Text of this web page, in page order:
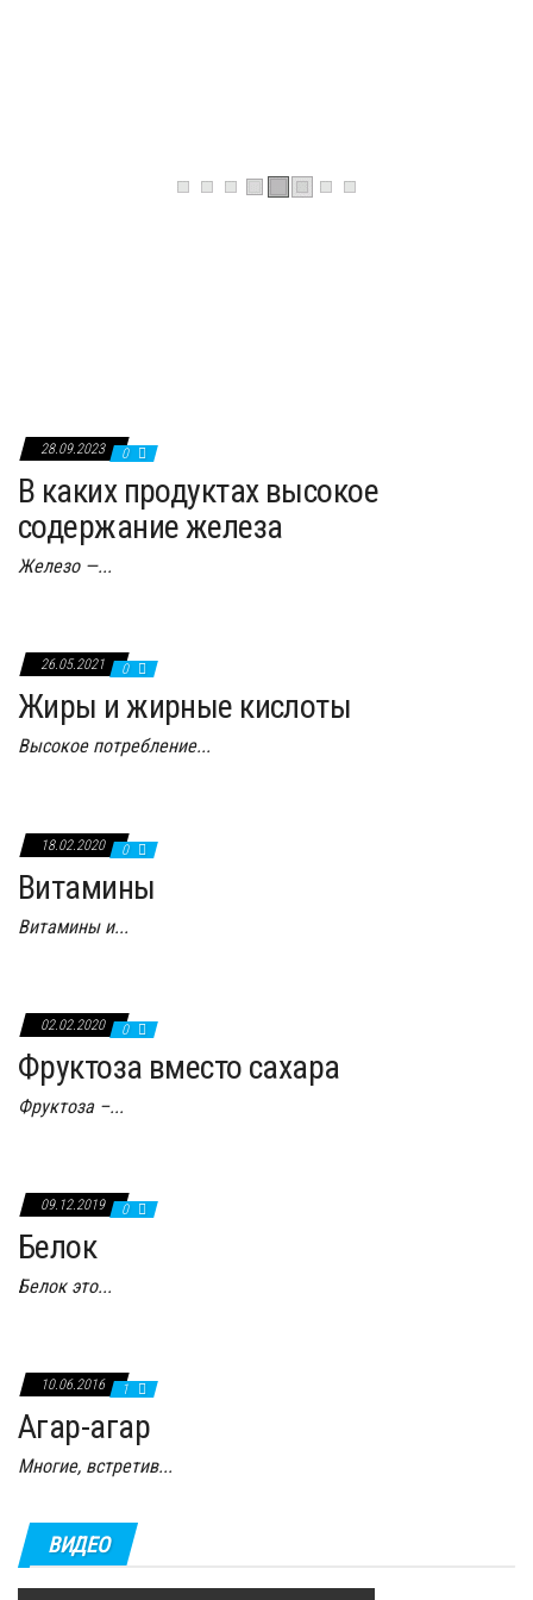
28.09.2023 0
В каких продуктах высокое
содержание железа
Железо —...
26.05.2021 0
Жиры и жирные кислоты
Высокое потребление...
18.02.2020 0
Витамины
Витамины и...
02.02.2020 0
Фруктоза вместо сахара
Фруктоза –...
09.12.2019 0
Белок
Белок это...
10.06.2016 1
Агар-агар
Многие, встретив...
ВИДЕО